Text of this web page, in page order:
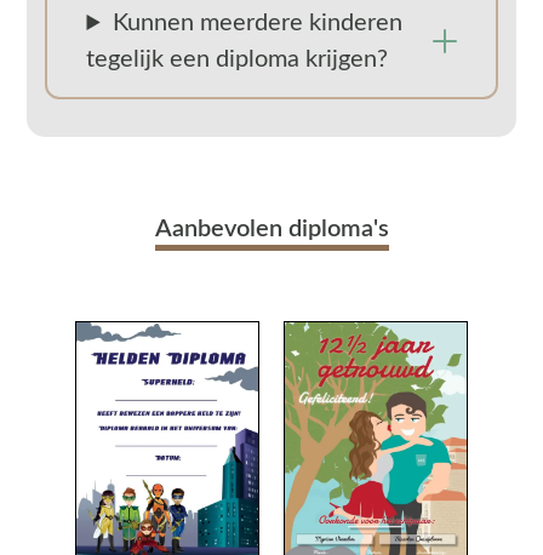
Kunnen meerdere kinderen
tegelijk een diploma krijgen?
Aanbevolen diploma's